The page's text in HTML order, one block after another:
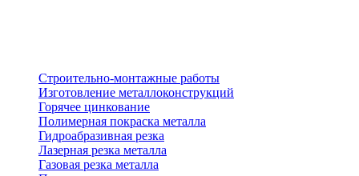
Строительно-монтажные работы
Изготовление металлоконструкций
Горячее цинкование
Полимерная покраска металла
Гидроабразивная резка
Лазерная резка металла
Газовая резка металла